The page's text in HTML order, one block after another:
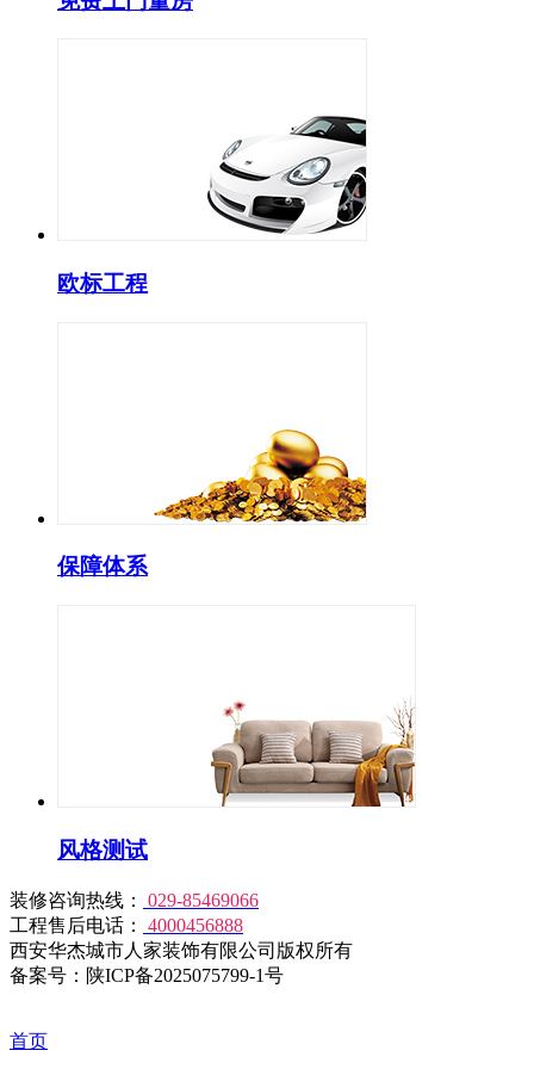
欧标工程
保障体系
风格测试
装修咨询热线：
029-85469066
工程售后电话：
4000456888
西安华杰城市人家装饰有限公司版权所有
备案号：陕ICP备2025075799-1号
首页